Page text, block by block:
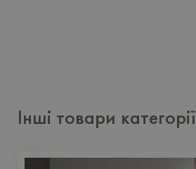
Інші товари категорії